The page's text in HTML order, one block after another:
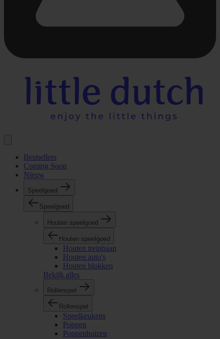
laden...
Bestsellers
Coming Soon
Nieuw
Speelgoed
Speelgoed
Houten speelgoed
Houten speelgoed
Houten treinbaan
Houten auto's
Houten blokken
Bekijk alles
Rollenspel
Rollenspel
Speelkeukens
Poppen
Poppenhuizen